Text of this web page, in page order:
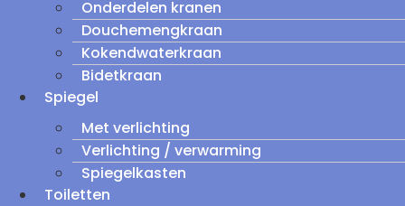
Onderdelen kranen
Douchemengkraan
Kokendwaterkraan
Bidetkraan
Spiegel
Met verlichting
Verlichting / verwarming
Spiegelkasten
Toiletten